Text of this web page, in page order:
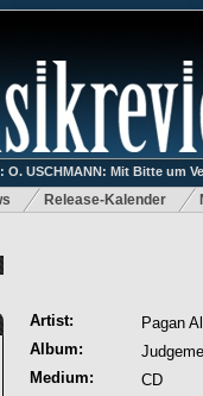
O. USCHMANN: Mit Bitte um
Release-Kalender
Artist:
Pagan
Album:
Medium:
CD